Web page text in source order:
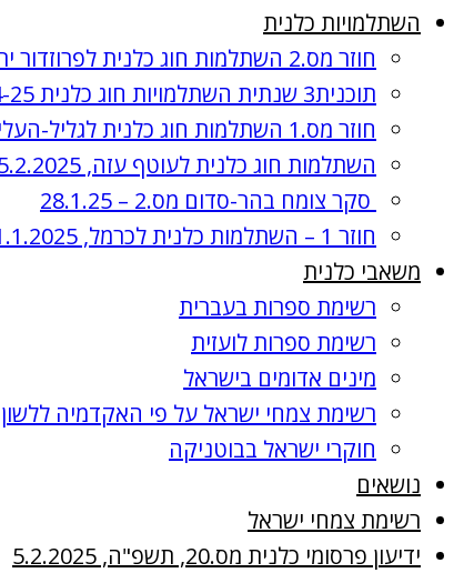
השתלמויות כלנית
חוזר מס.2 השתלמות חוג כלנית לפרוזדור ירושלים , 8.4.2025
תוכנית3 שנתית השתלמויות חוג כלנית 2024-25, תשפ"ה
חוזר מס.1 השתלמות חוג כלנית לגליל-העליון, 3.4.2025
השתלמות חוג כלנית לעוטף עזה, 25.2.2025
סקר צומח בהר-סדום מס.2 – 28.1.25
חוזר 1 – השתלמות כלנית לכרמל, 21.1.2025
משאבי כלנית
רשימת ספרות בעברית
רשימת ספרות לועזית
מינים אדומים בישראל
רשימת צמחי ישראל על פי האקדמיה ללשון
חוקרי ישראל בבוטניקה
נושאים
רשימת צמחי ישראל
ידיעון פרסומי כלנית מס.20, תשפ"ה, 5.2.2025